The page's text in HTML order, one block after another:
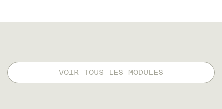
VOIR TOUS LES MODULES